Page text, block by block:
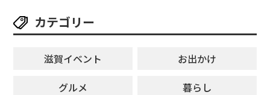
カテゴリー
滋賀イベント
お出かけ
グルメ
暮らし